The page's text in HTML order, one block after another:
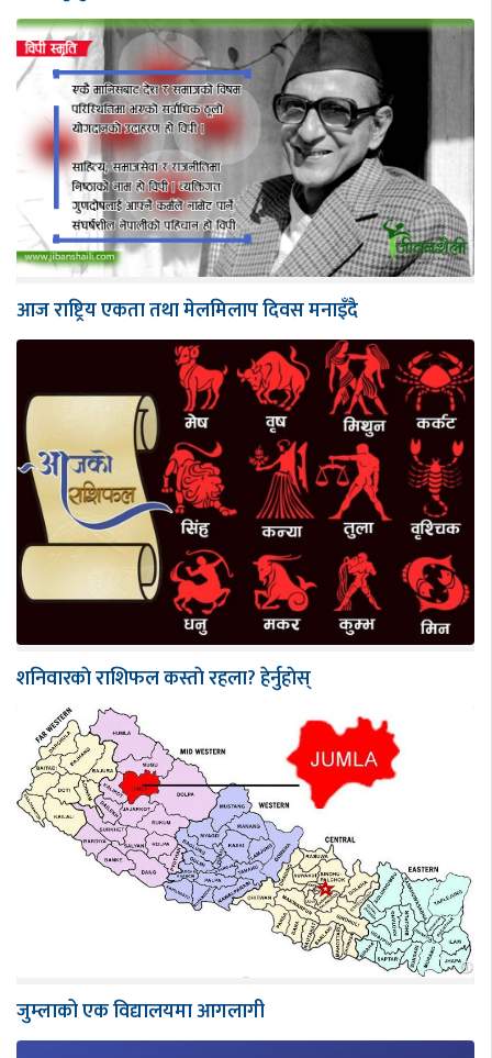
आज राष्ट्रिय एकता तथा मेलमिलाप दिवस मनाइँदै
शनिवारकाे राशिफल कस्ताे रहला? हेर्नुहाेस्
जुम्लाको एक विद्यालयमा आगलागी